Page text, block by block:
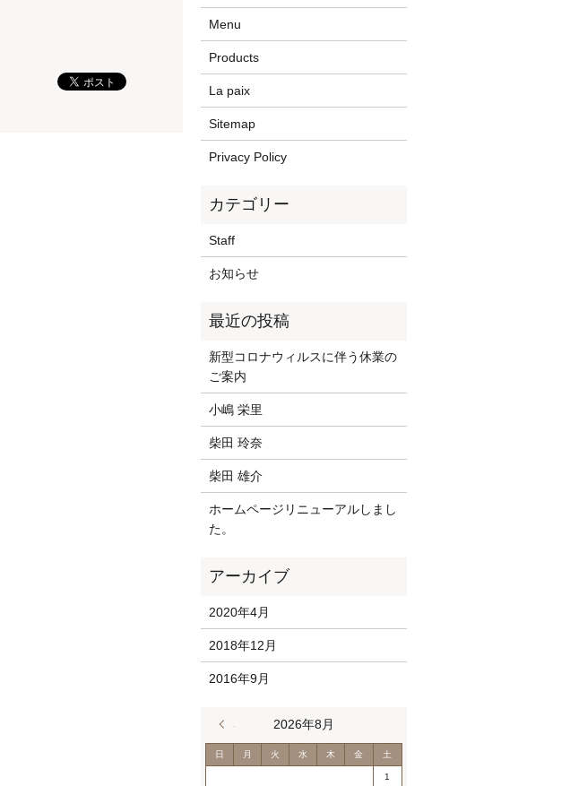
Menu
Products
La paix
Sitemap
Privacy Policy
Staff
お知らせ
新型コロナウィルスに伴う休業の
ご案内
小嶋 栄里
柴田 玲奈
柴田 雄介
ホームページリニューアルしまし
た。
2020年4月
2018年12月
2016年9月
2026年8月
日 月 火 水 木 金 土
1